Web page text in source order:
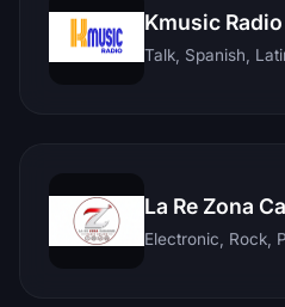
Kmusic Radio
Talk, Spanish,
La Re Zona